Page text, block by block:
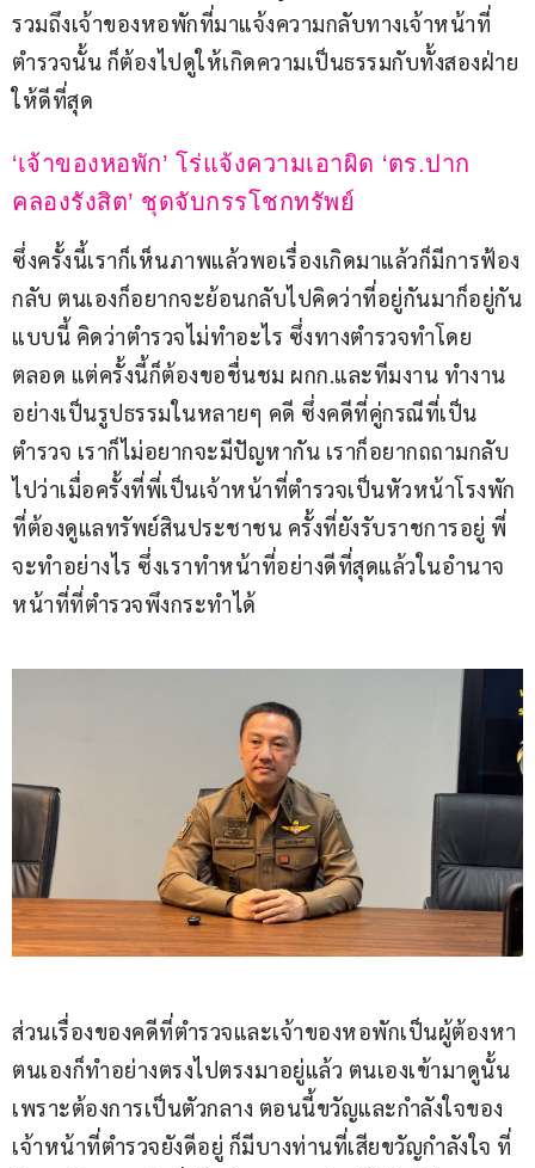
รวมถึงเจ้าของหอพักที่มาแจ้งความกลับทางเจ้าหน้าที่
ตำรวจนั้น ก็ต้องไปดูให้เกิดความเป็นธรรมกับทั้งสองฝ่าย
ให้ดีที่สุด
‘เจ้าของหอพัก’ โร่แจ้งความเอาผิด ‘ตร.ปาก
คลองรังสิต’ ชุดจับกรรโชกทรัพย์
ซึ่งครั้งนี้เราก็เห็นภาพแล้วพอเรื่องเกิดมาแล้วก็มีการฟ้อง
กลับ ตนเองก็อยากจะย้อนกลับไปคิดว่าที่อยู่กันมาก็อยู่กัน
แบบนี้ คิดว่าตำรวจไม่ทำอะไร ซึ่งทางตำรวจทำโดย
ตลอด แต่ครั้งนี้ก็ต้องขอชื่นชม ผกก.และทีมงาน ทำงาน
อย่างเป็นรูปธรรมในหลายๆ คดี ซึ่งคดีที่คู่กรณีที่เป็น
ตำรวจ เราก็ไม่อยากจะมีปัญหากัน เราก็อยากถถามกลับ
ไปว่าเมื่อครั้งที่พี่เป็นเจ้าหน้าที่ตำรวจเป็นหัวหน้าโรงพัก
ที่ต้องดูแลทรัพย์สินประชาชน ครั้งที่ยังรับราชการอยู่ พี่
จะทำอย่างไร ซึ่งเราทำหน้าที่อย่างดีที่สุดแล้วในอำนาจ
หน้าที่ที่ตำรวจพึงกระทำได้
ส่วนเรื่องของคดีที่ตำรวจและเจ้าของหอพักเป็นผู้ต้องหา
ตนเองก็ทำอย่างตรงไปตรงมาอยู่แล้ว ตนเองเข้ามาดูนั้น
เพราะต้องการเป็นตัวกลาง ตอนนี้ขวัญและกำลังใจของ
เจ้าหน้าที่ตำรวจยังดีอยู่ ก็มีบางท่านที่เสียขวัญกำลังใจ ที่